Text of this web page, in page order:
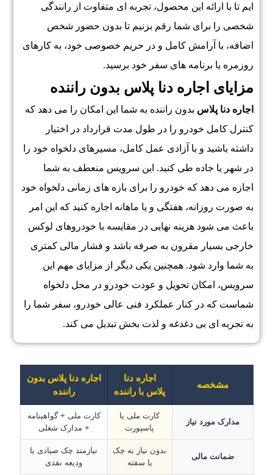
ایم تا با ارائه این محصول، تجربه ای متفاوت از رانندگی
شخصی را برای شما رقم بزنیم تا بدون حضور شخص
اضافه، با آرامش کامل و در حریم خصوصی خود، به کارهای
روزمره یا برنامه های سفر خود برسید.
مزایای اجاره دنا پلاس بدون راننده
اجاره دنا پلاس بدون راننده به شما این امکان را می دهد که
کنترل کامل خودرو را در طول مدت قرارداد در اختیار
داشته باشید و با آزادی عمل کامل، مسیرهای دلخواه خود را
در شهر یا جاده طی کنید. این سرویس منعطف به شما
اجازه می دهد که خودرو را برای بازه های زمانی دلخواه خود
به صورت روزانه، هفتگی و یا ماهانه اجاره کنید که این امر
باعث می شود هزینه نهایی در مقایسه با خودروهای لوکس
خارجی بسیار مقرون به صرفه باشد و فشار مالی کمتری
به شما وارد شود. همچنین یکی دیگر از مزایای مهم این
سرویس، امکان تحویل و عودت خودرو در محل دلخواه
شماست که در کنار عملکرد فنی عالی خودرو، سفر شما را
به تجربه ای بی دغدغه و لذت بخش تبدیل می کند.
مشخصه
اجاره دنا
پلاس با راننده
اجاره دنا پلاس بدون
راننده
مدارک مورد نیاز
کارت ملی یا
پاسپورت
کارت ملی + گواهینامه
+ مدارک شغلی
ضمانت مالی
بدون نیاز به چک
یا سفته
نیازمند چک صیادی یا
ودیعه نقدی